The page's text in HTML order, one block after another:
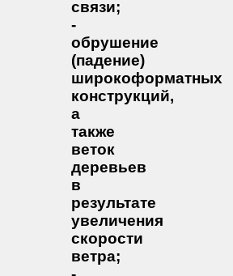
связи;
-
обрушение
(падение)
широкоформатных
конструкций,
а
также
веток
деревьев
в
результате
увеличения
скорости
ветра;